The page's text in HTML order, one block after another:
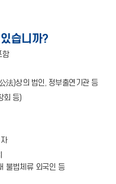
습니까?
함
法)상의 법인, 정부출연기관 등
회 등)
불법체류 외국인 등